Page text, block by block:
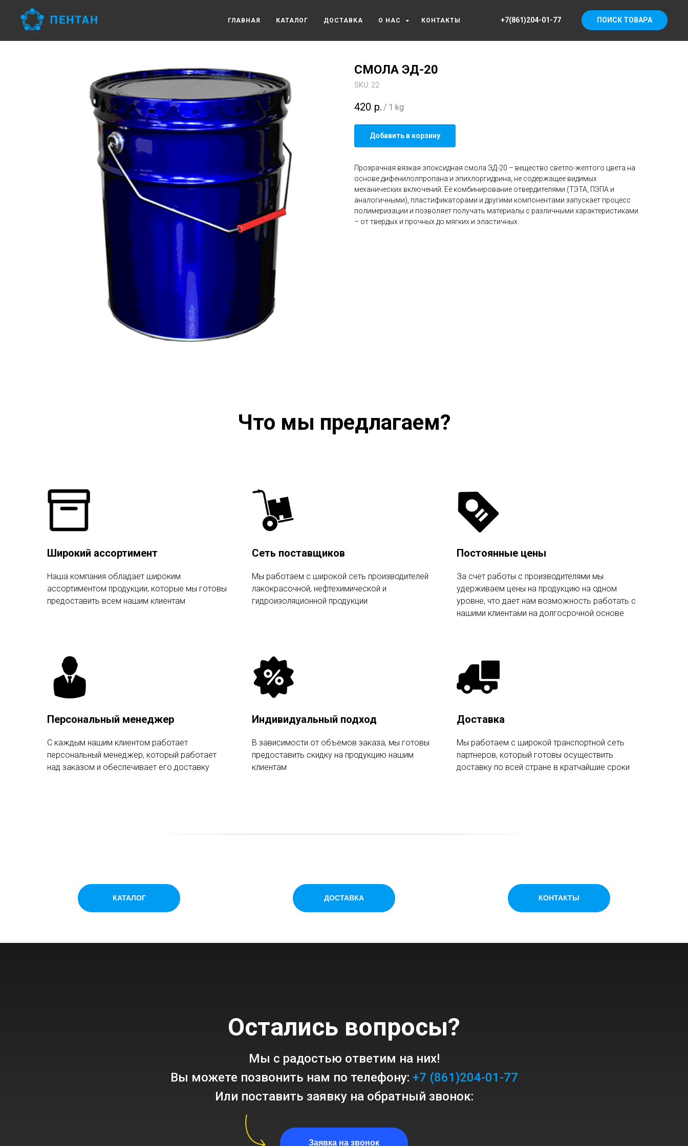
ГЛАВНАЯ КАТАЛОГ ДОСТАВКА О НАС КОНТАКТЫ +7(861)204-01-77 ПОИСК ТОВАРА
СМОЛА ЭД-20
SKU: 22
420 р. / 1 kg
Добавить в корзину
Прозрачная вязкая эпоксидная смола ЭД-20 – вещество светло-желтого цвета на
основе дифенилолпропана и эпихлоргидрина, не содержащее видимых
механических включений. Её комбинирование отвердителями (ТЭТА, ПЭПА и
аналогичными), пластификаторами и другими компонентами запускает процесс
полимеризации и позволяет получать материалы с различными характеристиками
– от твердых и прочных до мягких и эластичных.
Что мы предлагаем?
Широкий ассортимент
Наша компания обладает широким
ассортиментом продукции, которые мы готовы
предоставить всем нашим клиентам
Сеть поставщиков
Мы работаем с широкой сеть производителей
лакокрасочной, нефтехимической и
гидроизоляционной продукции
Постоянные цены
За счет работы с производителями мы
удерживаем цены на продукцию на одном
уровне, что дает нам возможность работать с
нашими клиентами на долгосрочной основе
Персональный менеджер
С каждым нашим клиентом работает
персональный менеджер, который работает
над заказом и обеспечивает его доставку
Индивидуальный подход
В зависимости от объемов заказа, мы готовы
предоставить скидку на продукцию нашим
клиентам
Доставка
Мы работаем с широкой транспортной сеть
партнеров, который готовы осуществить
доставку по всей стране в кратчайшие сроки
КАТАЛОГ ДОСТАВКА КОНТАКТЫ
Остались вопросы?
Мы с радостью ответим на них!
Вы можете позвонить нам по телефону: +7 (861)204-01-77
Или поставить заявку на обратный звонок:
Заявка на звонок